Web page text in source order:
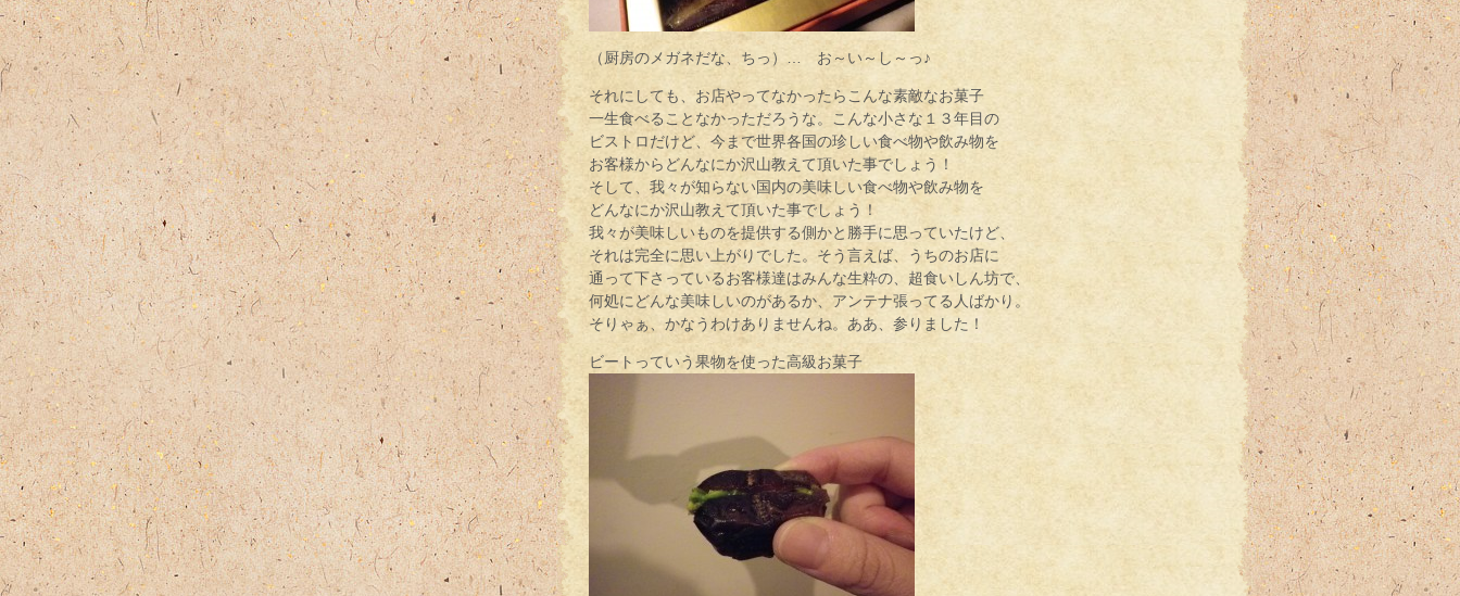
（厨房のメガネだな、ちっ）… お～い～し～っ♪
それにしても、お店やってなかったらこんな素敵なお菓子
一生食べることなかっただろうな。こんな小さな１３年目の
ビストロだけど、今まで世界各国の珍しい食べ物や飲み物を
お客様からどんなにか沢山教えて頂いた事でしょう！
そして、我々が知らない国内の美味しい食べ物や飲み物を
どんなにか沢山教えて頂いた事でしょう！
我々が美味しいものを提供する側かと勝手に思っていたけど、
それは完全に思い上がりでした。そう言えば、うちのお店に
通って下さっているお客様達はみんな生粋の、超食いしん坊で、
何処にどんな美味しいのがあるか、アンテナ張ってる人ばかり。
そりゃぁ、かなうわけありませんね。ああ、参りました！
ビートっていう果物を使った高級お菓子